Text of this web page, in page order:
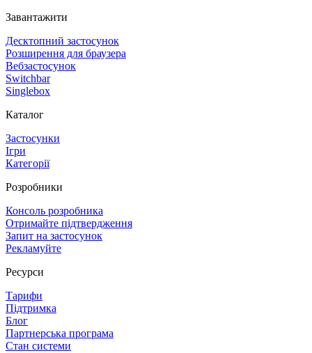
Завантажити
Десктопний застосунок
Розширення для браузера
Вебзастосунок
Switchbar
Singlebox
Каталог
Застосунки
Ігри
Категорії
Розробники
Консоль розробника
Отримайте підтвердження
Запит на застосунок
Рекламуйте
Ресурси
Тарифи
Підтримка
Блог
Партнерська програма
Стан системи